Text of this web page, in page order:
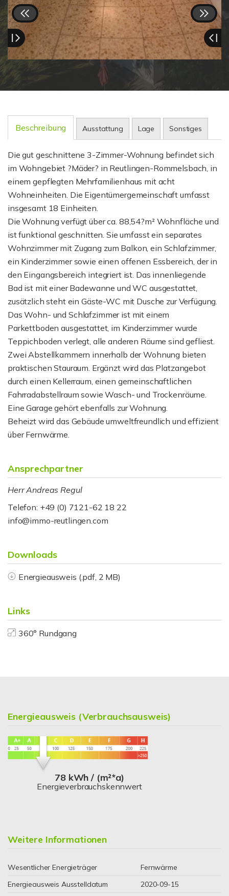
Beschreibung Ausstattung Lage Sonstiges
Die gut geschnittene 3-Zimmer-Wohnung befindet sich
im Wohngebiet ?Mäder? in Reutlingen-Rommelsbach, in
einem gepflegten Mehrfamilienhaus mit acht
Wohneinheiten. Die Eigentümergemeinschaft umfasst
insgesamt 18 Einheiten.
Die Wohnung verfügt über ca. 88,54?m² Wohnfläche und
ist funktional geschnitten. Sie umfasst ein separates
Wohnzimmer mit Zugang zum Balkon, ein Schlafzimmer,
ein Kinderzimmer sowie einen offenen Essbereich, der in
den Eingangsbereich integriert ist. Das innenliegende
Bad ist mit einer Badewanne und WC ausgestattet,
zusätzlich steht ein Gäste-WC mit Dusche zur Verfügung.
Das Wohn- und Schlafzimmer ist mit einem
Parkettboden ausgestattet, im Kinderzimmer wurde
Teppichboden verlegt, alle anderen Räume sind gefliest.
Zwei Abstellkammern innerhalb der Wohnung bieten
praktischen Stauraum. Ergänzt wird das Platzangebot
durch einen Kellerraum, einen gemeinschaftlichen
Fahrradabstellraum sowie Wasch- und Trockenräume.
Eine Garage gehört ebenfalls zur Wohnung.
Beheizt wird das Gebäude umweltfreundlich und effizient
über Fernwärme.
Ansprechpartner
Herr Andreas Regul
Telefon: +49 (0) 7121-62 18 22
info@immo-reutlingen.com
Downloads
Energieausweis (.pdf, 2 MB)
Links
360° Rundgang
Energieausweis (Verbrauchsausweis)
78 kWh / (m²*a)
Energieverbrauchskennwert
Weitere Informationen
Wesentlicher Energieträger
Fernwärme
Energieausweis Ausstelldatum
2020-09-15